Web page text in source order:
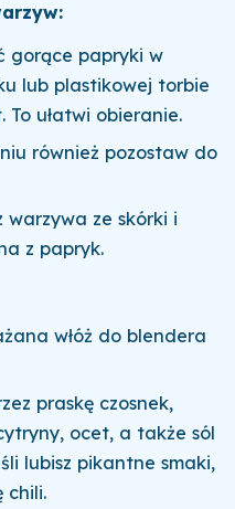
gorące papryki w
lub plastikowej torbie
To ułatwi obieranie.
również pozostaw do
warzywa ze skórki i
z papryk.
włóż do blendera
praskę czosnek,
ocet, a także sól
lubisz pikantne smaki,
chili.